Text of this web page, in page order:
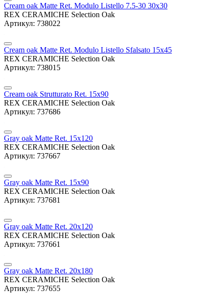
Cream oak Matte Ret. Modulo Listello 7.5-30 30x30
REX CERAMICHE Selection Oak
Артикул: 738022
Cream oak Matte Ret. Modulo Listello Sfalsato 15x45
REX CERAMICHE Selection Oak
Артикул: 738015
Cream oak Strutturato Ret. 15x90
REX CERAMICHE Selection Oak
Артикул: 737686
Gray oak Matte Ret. 15x120
REX CERAMICHE Selection Oak
Артикул: 737667
Gray oak Matte Ret. 15x90
REX CERAMICHE Selection Oak
Артикул: 737681
Gray oak Matte Ret. 20x120
REX CERAMICHE Selection Oak
Артикул: 737661
Gray oak Matte Ret. 20x180
REX CERAMICHE Selection Oak
Артикул: 737655